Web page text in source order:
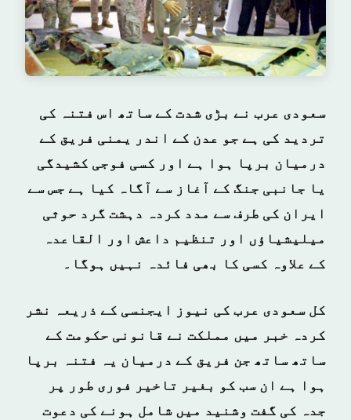
سعودی عرب نے بڑی شدت کے ساتھ اس فتنہ کی
تردید کی ہے جو عدن کے اندر یمنی فریق کے
درمیان برپا ہوا ہے اور کسی فوجی کشیدگی
یا جانبی جنگ کے آغاز سے آگاہ کیا ہے جس سے
ایران کی طرف سے مدد کردہ دہشت گرد حوثی
میلیشیاؤں اور تنظیم داعش اور القاعدہ
کے علاوہ کسی کا بھی فائدہ نہیں ہوگا۔
کل سعودی عرب کی نیوز ایجنسی کے ذریعہ نشر
کردہ خبر میں مملکت نے قانونی حکومت کے
ساتھ ساتھ جن فریق کے درمیان یہ فتنہ برپا
ہوا ہے ان سب کو بغیر تاخیر فوری طور پر
جدہ کی گفت وشنید میں شامل ہونے کی دعوت